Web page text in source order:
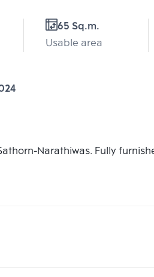
65 Sq.m.
Usable area
Narathiwas. Fully